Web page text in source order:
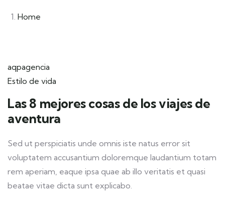
Home
aqpagencia
Estilo de vida
Las 8 mejores cosas de los viajes de
aventura
Sed ut perspiciatis unde omnis iste natus error sit
voluptatem accusantium doloremque laudantium totam
rem aperiam, eaque ipsa quae ab illo veritatis et quasi
beatae vitae dicta sunt explicabo.